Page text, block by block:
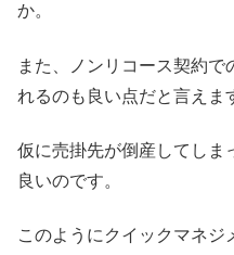
か。
また、ノンリコース契約で
れるのも良い点だと言えま
仮に売掛先が倒産してしま
良いのです。
このようにクイックマネ